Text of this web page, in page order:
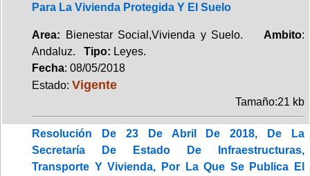
Para La Vivienda Protegida Y El Suelo
Area: Bienestar Social,Vivienda y Suelo. Ambito:
Andaluz. Tipo: Leyes.
Fecha: 08/05/2018
Estado: Vigente
Tamaño:21 kb
Resolución De 23 De Abril De 2018, De La
Secretaría De Estado De Infraestructuras,
Transporte Y Vivienda, Por La Que Se Publica El